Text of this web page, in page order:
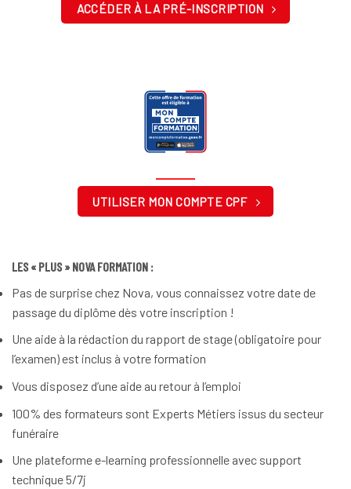
ACCÉDER À LA PRÉ-INSCRIPTION
UTILISER MON COMPTE CPF
LES « PLUS » NOVA FORMATION :
Pas de surprise chez Nova, vous connaissez votre date de
passage du diplôme dès votre inscription !
Une aide à la rédaction du rapport de stage (obligatoire pour
l’examen) est inclus à votre formation
Vous disposez d’une aide au retour à l’emploi
100% des formateurs sont Experts Métiers issus du secteur
funéraire
Une plateforme e-learning professionnelle avec support
technique 5/7j